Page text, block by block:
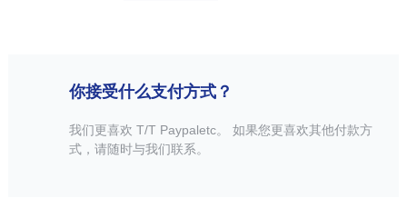
你接受什么支付方式？
我们更喜欢 T/T Paypaletc。 如果您更喜欢其他付款方
式，请随时与我们联系。